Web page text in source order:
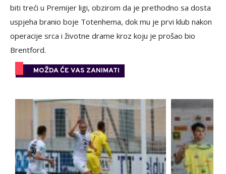
biti treći u Premijer ligi, obzirom da je prethodno sa dosta
uspjeha branio boje Totenhema, dok mu je prvi klub nakon
operacije srca i životne drame kroz koju je prošao bio
Brentford.
MOŽDA ĆE VAS ZANIMATI